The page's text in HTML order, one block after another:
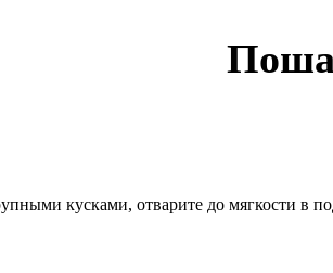
кусками, отварите до мягкости в